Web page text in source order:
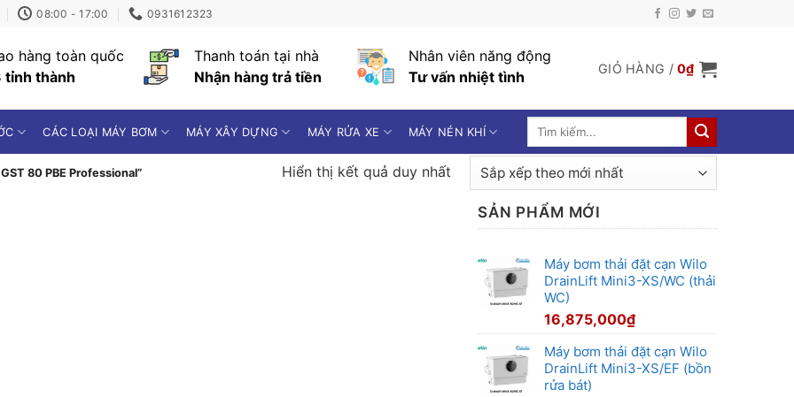
08:00 - 17:00 0931612323
hàng toàn quốc
tỉnh thành
Thanh toán tại nhà
Nhận hàng trả tiền
Nhân viên năng động
Tư vấn nhiệt tình
GIỎ HÀNG /0₫
CÁC LOẠI MÁY BƠM MÁY XÂY DỰNG MÁY RỬA XE MÁY NÉN KHÍ
Tìm
80 PBE Professional” Hiển thị kết quả duy nhất
SẢN PHẨM MỚI
Máy bơm thải đặt cạn Wilo
DrainLift Mini3-XS/WC (thải
WC)
16,875,000₫
Máy bơm thải đặt cạn Wilo
DrainLift Mini3-XS/EF (bồn
rửa bát)